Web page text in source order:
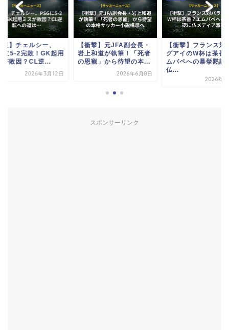
報】チェルシー、
に5-2完敗！GK起用
が敗因？CL逆...
2026年3月12日
【衝撃】元JFA副会長・
岩上和道が執筆！「死者
の恩寵」から待望の本...
2026年6月8日
【衝撃】フランス対
グアイのW杯は茶番
ムバペへの暴挙黙認
仏...
2026年7
スポンサーリンク